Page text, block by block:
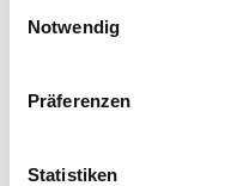
Notwendig
Präferenzen
Statistiken
PRODUKTEIGENSCHAFTEN
Produkteigenschaft